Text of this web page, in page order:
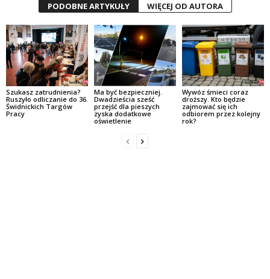
PODOBNE ARTYKUŁY WIĘCEJ OD AUTORA
Szukasz zatrudnienia?
Ruszyło odliczanie do 36.
Świdnickich Targów
Pracy
Ma być bezpieczniej.
Dwadzieścia sześć
przejść dla pieszych
zyska dodatkowe
oświetlenie
Wywóz śmieci coraz
droższy. Kto będzie
zajmować się ich
odbiorem przez kolejny
rok?